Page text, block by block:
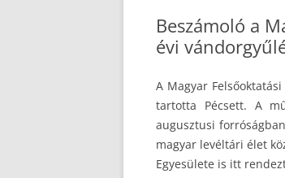
Beszámoló a
évi
A Magyar
tartotta Pécsett. A
augusztusi
magyar levéltári élet
Egyesülete is itt